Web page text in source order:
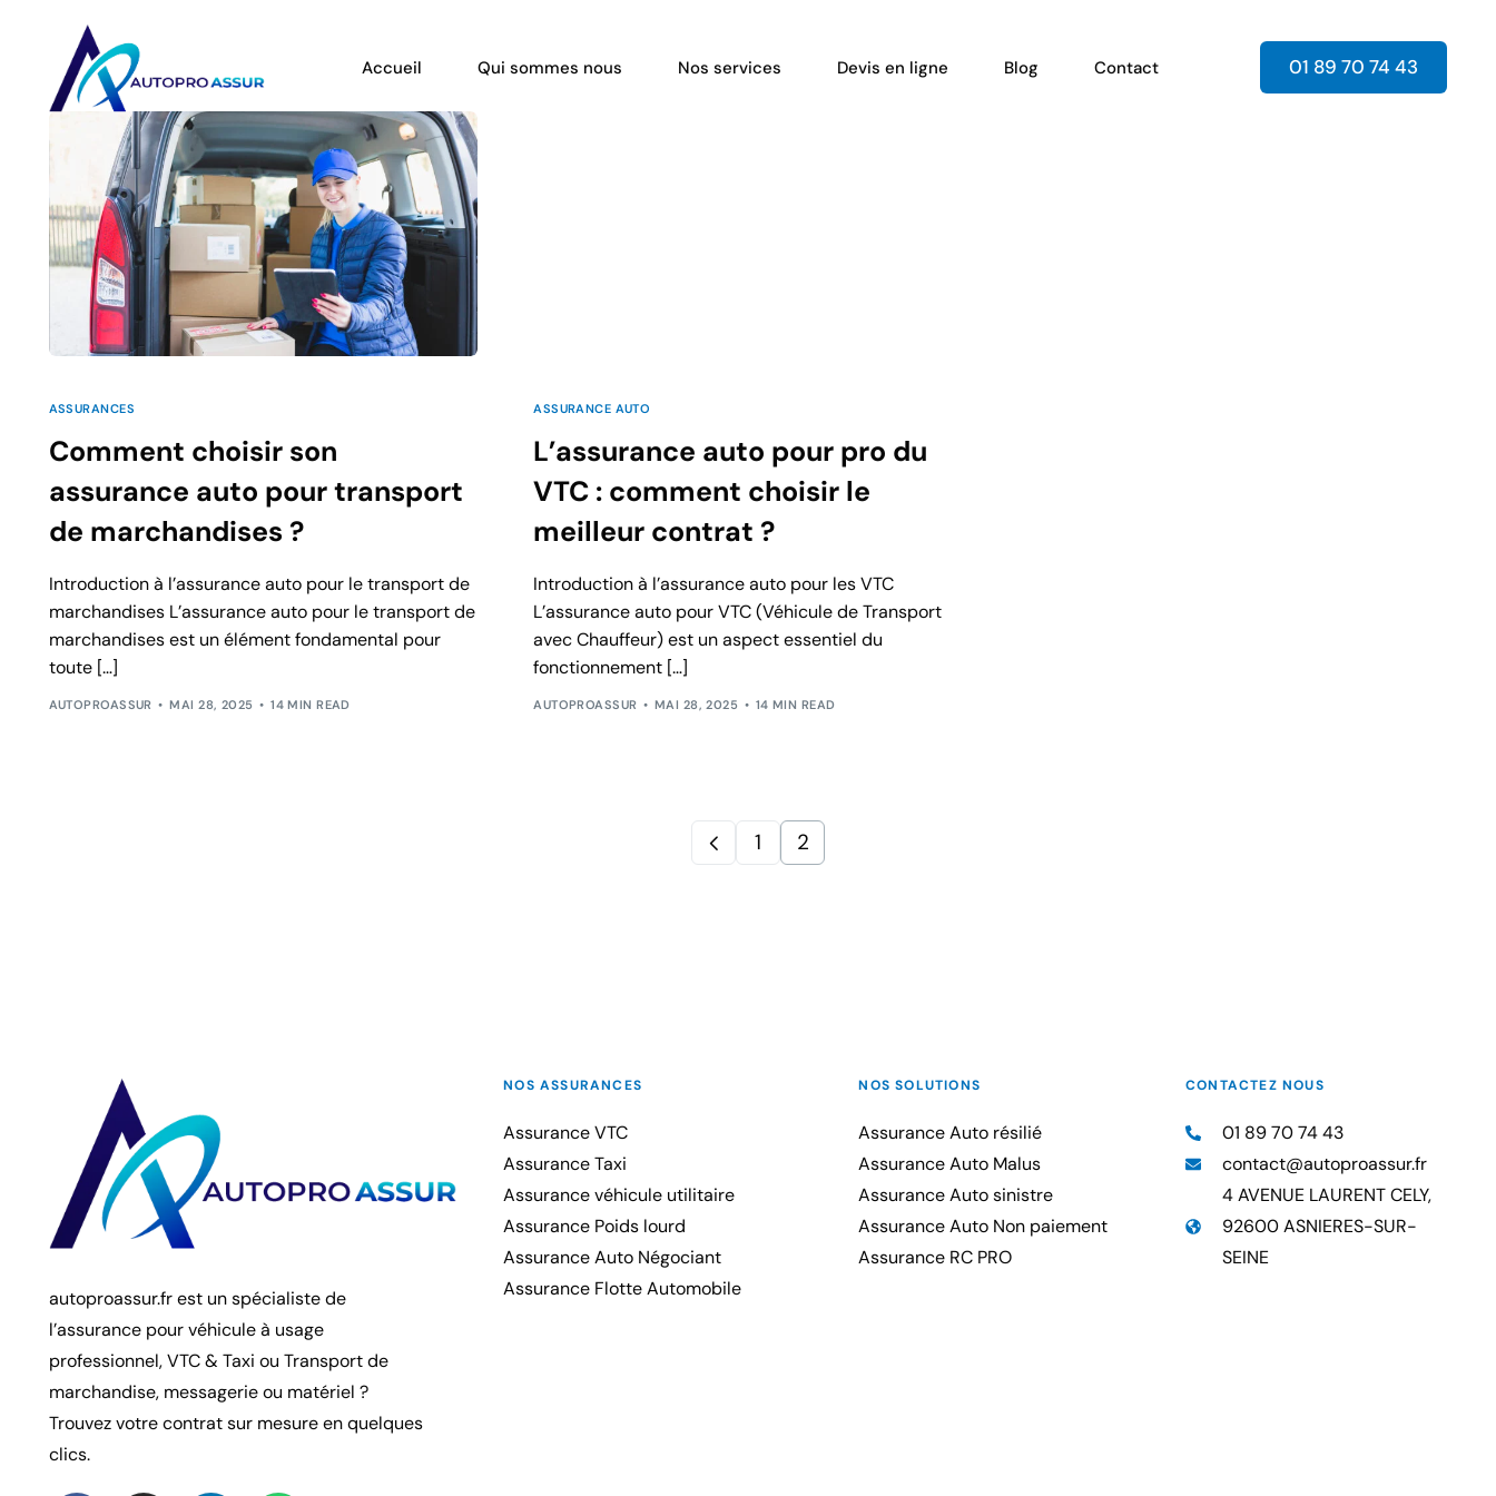
Accueil Qui sommes nous Nos services Devis en ligne Blog Contact 01 89 70 74 43
ASSURANCES
Comment choisir son
assurance auto pour transport
de marchandises ?
Introduction à l’assurance auto pour le transport de
marchandises L’assurance auto pour le transport de
marchandises est un élément fondamental pour
toute […]
AUTOPROASSUR MAI 28, 2025 14 MIN READ
ASSURANCE AUTO
L’assurance auto pour pro du
VTC : comment choisir le
meilleur contrat ?
Introduction à l’assurance auto pour les VTC
L’assurance auto pour VTC (Véhicule de Transport
avec Chauffeur) est un aspect essentiel du
fonctionnement […]
AUTOPROASSUR MAI 28, 2025 14 MIN READ
1 2
autoproassur.fr est un spécialiste de
l’assurance pour véhicule à usage
professionnel, VTC & Taxi ou Transport de
marchandise, messagerie ou matériel ?
Trouvez votre contrat sur mesure en quelques
clics.
NOS ASSURANCES
Assurance VTC
Assurance Taxi
Assurance véhicule utilitaire
Assurance Poids lourd
Assurance Auto Négociant
Assurance Flotte Automobile
NOS SOLUTIONS
Assurance Auto résilié
Assurance Auto Malus
Assurance Auto sinistre
Assurance Auto Non paiement
Assurance RC PRO
CONTACTEZ NOUS
01 89 70 74 43
contact@autoproassur.fr
4 AVENUE LAURENT CELY,
92600 ASNIERES-SUR-
SEINE